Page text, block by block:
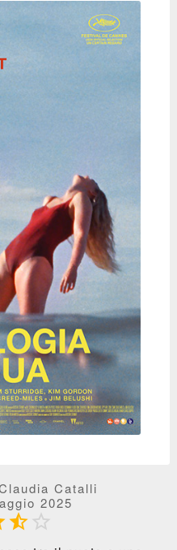
Catalli
2025
 